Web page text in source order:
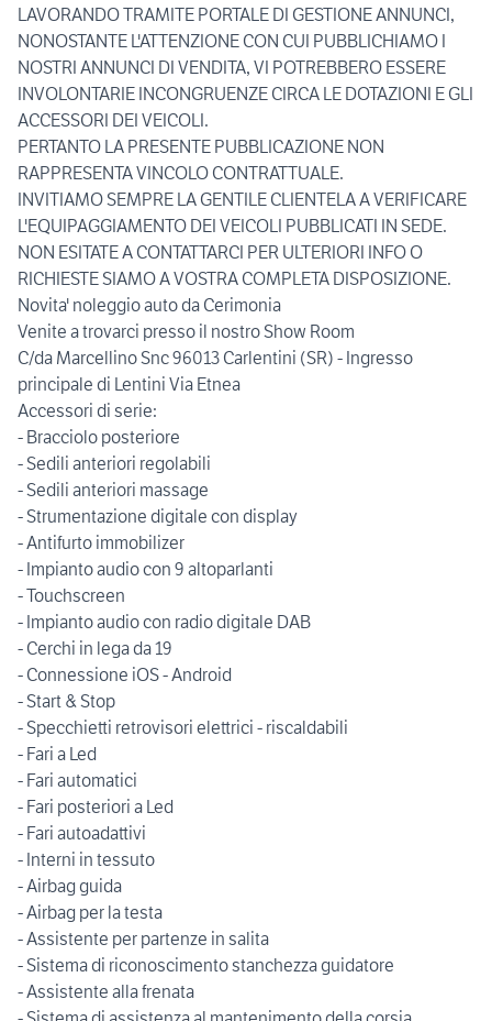
LAVORANDO TRAMITE PORTALE DI GESTIONE ANNUNCI,
NONOSTANTE L'ATTENZIONE CON CUI PUBBLICHIAMO I
NOSTRI ANNUNCI DI VENDITA, VI POTREBBERO ESSERE
INVOLONTARIE INCONGRUENZE CIRCA LE DOTAZIONI E GLI
ACCESSORI DEI VEICOLI.
PERTANTO LA PRESENTE PUBBLICAZIONE NON
RAPPRESENTA VINCOLO CONTRATTUALE.
INVITIAMO SEMPRE LA GENTILE CLIENTELA A VERIFICARE
L'EQUIPAGGIAMENTO DEI VEICOLI PUBBLICATI IN SEDE.
NON ESITATE A CONTATTARCI PER ULTERIORI INFO O
RICHIESTE SIAMO A VOSTRA COMPLETA DISPOSIZIONE.
Novita' noleggio auto da Cerimonia
Venite a trovarci presso il nostro Show Room
C/da Marcellino Snc 96013 Carlentini (SR) - Ingresso
principale di Lentini Via Etnea
Accessori di serie:
- Bracciolo posteriore
- Sedili anteriori regolabili
- Sedili anteriori massage
- Strumentazione digitale con display
- Antifurto immobilizer
- Impianto audio con 9 altoparlanti
- Touchscreen
- Impianto audio con radio digitale DAB
- Cerchi in lega da 19
- Connessione iOS - Android
- Start & Stop
- Specchietti retrovisori elettrici - riscaldabili
- Fari a Led
- Fari automatici
- Fari posteriori a Led
- Fari autoadattivi
- Interni in tessuto
- Airbag guida
- Airbag per la testa
- Assistente per partenze in salita
- Sistema di riconoscimento stanchezza guidatore
- Assistente alla frenata